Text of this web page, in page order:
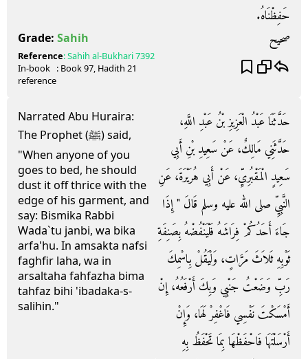
حَفِظْنَاهُ‏.‏
Grade: Sahih صحيح
Reference:Sahih al-Bukhari7392
In-book
reference
: Book97, Hadith 21
Narrated Abu Huraira:
The Prophet (ﷺ) said,
"When anyone of you
goes to bed, he should
dust it off thrice with the
edge of his garment, and
say: Bismika Rabbi
Wada`tu janbi, wa bika
arfa'hu. In amsakta nafsi
faghfir laha, wa in
arsaltaha fahfazha bima
tahfaz bihi 'ibadaka-s-
salihin."
حَدَّثَنَا عَبْدُ الْعَزِيزِ بْنُ عَبْدِ اللَّهِ،
حَدَّثَنِي مَالِكٌ، عَنْ سَعِيدِ بْنِ أَبِي
سَعِيدٍ الْمَقْبُرِيِّ، عَنْ أَبِي هُرَيْرَةَ، عَنِ
النَّبِيِّ صلى الله عليه وسلم قَالَ ‏"‏ إِذَا
جَاءَ أَحَدُكُمْ فِرَاشَهُ فَلْيَنْفُضْهُ بِصَنِفَةِ
ثَوْبِهِ ثَلاَثَ مَرَّاتٍ، وَلْيَقُلْ بِاسْمِكَ
رَبِّ وَضَعْتُ جَنْبِي وَبِكَ أَرْفَعُهُ، إِنْ
أَمْسَكْتَ نَفْسِي فَاغْفِرْ لَهَا، وَإِنْ
أَرْسَلْتَهَا فَاحْفَظْهَا بِمَا تَحْفَظُ بِهِ